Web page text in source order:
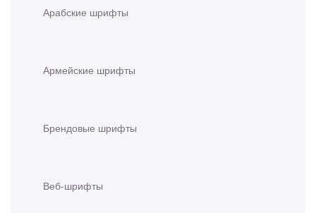
Арабские шрифты
Армейские шрифты
Брендовые шрифты
Веб-шрифты